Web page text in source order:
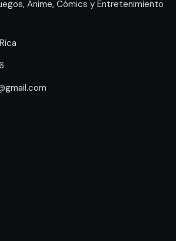
Anime, Cómics y Entretenimiento